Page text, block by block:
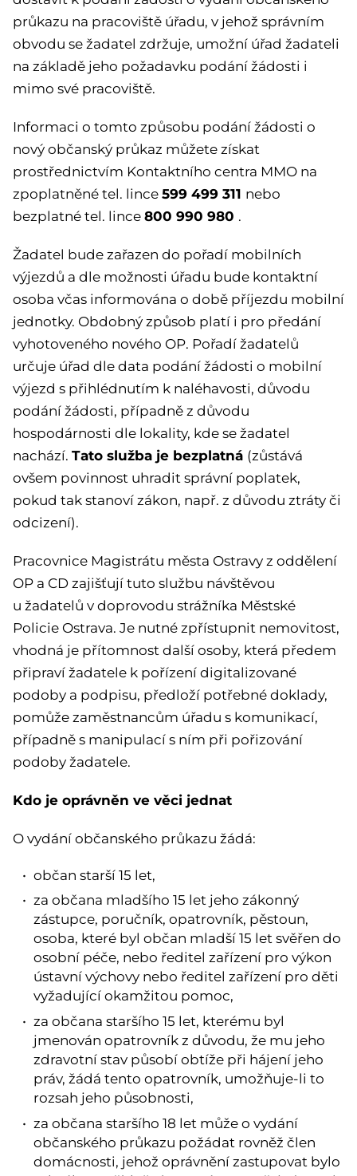
průkazu na pracoviště úřadu, v jehož správním
obvodu se žadatel zdržuje, umožní úřad žadateli
na základě jeho požadavku podání žádosti i
mimo své pracoviště.
Informaci o tomto způsobu podání žádosti o
nový občanský průkaz můžete získat
prostřednictvím Kontaktního centra MMO na
zpoplatněné tel. lince 599 499 311 nebo
bezplatné tel. lince 800 990 980 .
Žadatel bude zařazen do pořadí mobilních
výjezdů a dle možnosti úřadu bude kontaktní
osoba včas informována o době příjezdu mobilní
jednotky. Obdobný způsob platí i pro předání
vyhotoveného nového OP. Pořadí žadatelů
určuje úřad dle data podání žádosti o mobilní
výjezd s přihlédnutím k naléhavosti, důvodu
podání žádosti, případně z důvodu
hospodárnosti dle lokality, kde se žadatel
nachází. Tato služba je bezplatná (zůstává
ovšem povinnost uhradit správní poplatek,
pokud tak stanoví zákon, např. z důvodu ztráty či
odcizení).
Pracovnice Magistrátu města Ostravy z oddělení
OP a CD zajišťují tuto službu návštěvou
u žadatelů v doprovodu strážníka Městské
Policie Ostrava. Je nutné zpřístupnit nemovitost,
vhodná je přítomnost další osoby, která předem
připraví žadatele k pořízení digitalizované
podoby a podpisu, předloží potřebné doklady,
pomůže zaměstnancům úřadu s komunikací,
případně s manipulací s ním při pořizování
podoby žadatele.
Kdo je oprávněn ve věci jednat
O vydání občanského průkazu žádá:
občan starší 15 let,
za občana mladšího 15 let jeho zákonný
zástupce, poručník, opatrovník, pěstoun,
osoba, které byl občan mladší 15 let svěřen do
osobní péče, nebo ředitel zařízení pro výkon
ústavní výchovy nebo ředitel zařízení pro děti
vyžadující okamžitou pomoc,
za občana staršího 15 let, kterému byl
jmenován opatrovník z důvodu, že mu jeho
zdravotní stav působí obtíže při hájení jeho
práv, žádá tento opatrovník, umožňuje-li to
rozsah jeho působnosti,
za občana staršího 18 let může o vydání
občanského průkazu požádat rovněž člen
domácnosti, jehož oprávnění zastupovat bylo